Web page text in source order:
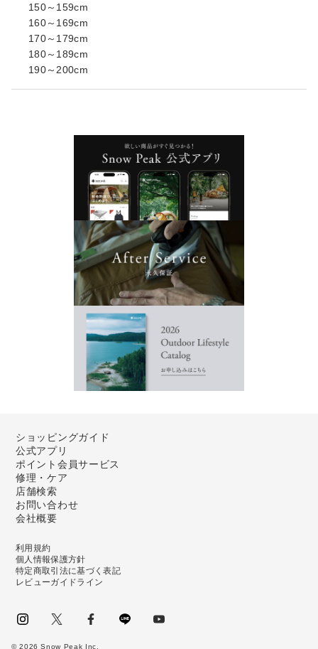
150～159cm
160～169cm
170～179cm
180～189cm
190～200cm
ショッピングガイド
公式アプリ
ポイント会員サービス
修理・ケア
店舗検索
お問い合わせ
会社概要
利用規約
個人情報保護方針
特定商取引法に基づく表記
レビューガイドライン
©2026 Snow Peak Inc.